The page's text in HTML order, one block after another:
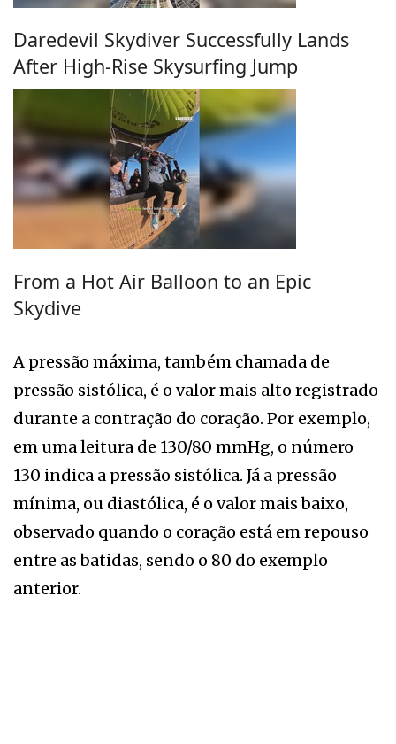
Daredevil Skydiver Successfully Lands
After High-Rise Skysurfing Jump
From a Hot Air Balloon to an Epic
Skydive
A pressão máxima, também chamada de
pressão sistólica, é o valor mais alto registrado
durante a contração do coração. Por exemplo,
em uma leitura de 130/80 mmHg, o número
130 indica a pressão sistólica. Já a pressão
mínima, ou diastólica, é o valor mais baixo,
observado quando o coração está em repouso
entre as batidas, sendo o 80 do exemplo
anterior.